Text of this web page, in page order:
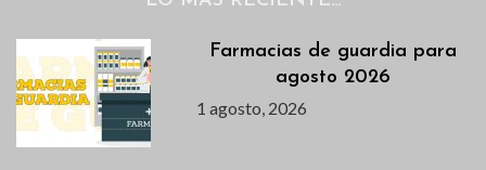
Farmacias de guardia para
agosto 2026
1 agosto, 2026